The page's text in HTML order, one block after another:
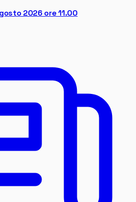
2026 ore 11.00